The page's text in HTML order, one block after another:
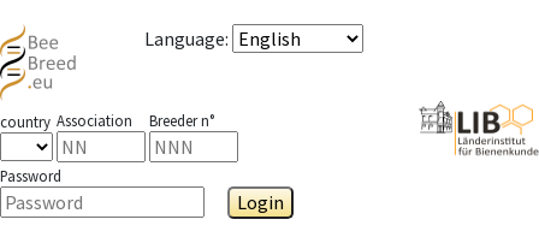
Language:
country Association Breeder n°
Password
Login